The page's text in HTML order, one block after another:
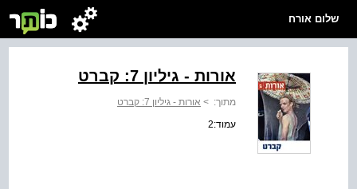
שלום אורח
אורות - גיליון 7: קברט
מתוך: > אורות - גיליון 7: קברט
עמוד:2